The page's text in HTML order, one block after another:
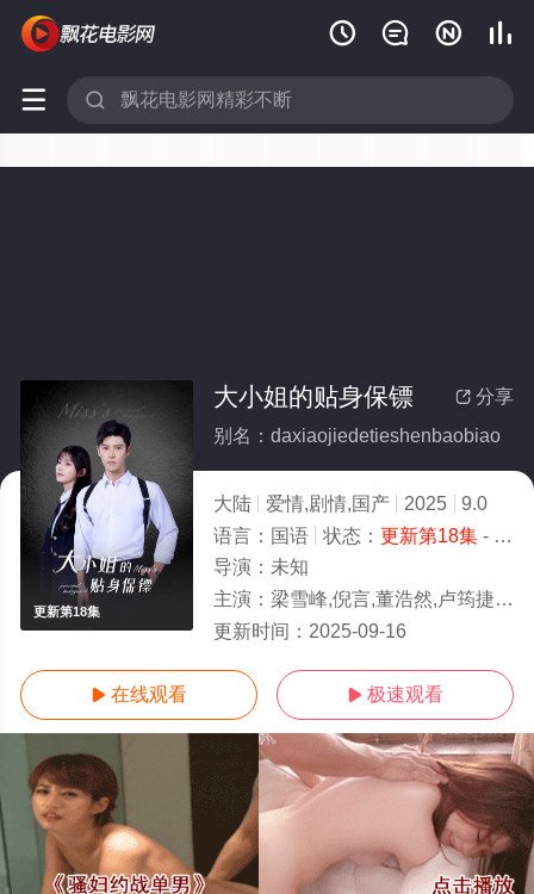
   
 
更新第18集
 分享
大小姐的贴身保镖
别名：daxiaojiedetieshenbaobiao
大陆 爱情,剧情,国产 2025
9.0
语言： 国语 状态： 更新第18集- 免费在线观看
导演： 未知
主演： 梁雪峰,倪言,董浩然,卢筠捷,胡旭晨
更新时间： 2025-09-16
 在线观看  极速观看